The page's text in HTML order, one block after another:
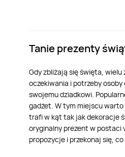
Tanie prezenty
Gdy zbliżają się święta,
oczekiwania i potrzeby
swojemu dziadkowi.
gadżet. W tym miejscu
trafi w kąt tak jak dekoracje
oryginalny prezent w postaci
propozycje i przekonaj się,